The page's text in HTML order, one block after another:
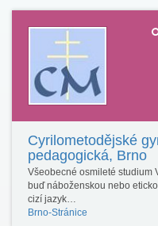
Cyrilometodějské
pedagogická, Brno
Všeobecné osmileté studium
buď náboženskou nebo
cizí jazyk…
Brno-Stránice